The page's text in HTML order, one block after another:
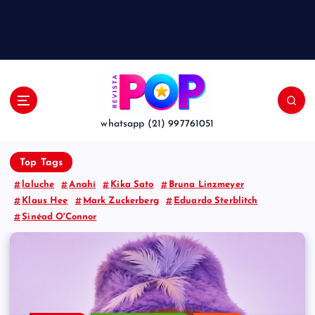
whatsapp (21) 997761051
Top Tags
laluche Anahí Kika Sato
Bruna Linzmeyer
Klaus Hee
Mark Zuckerberg
Eduardo Sterblitch
Sinéad O'Connor